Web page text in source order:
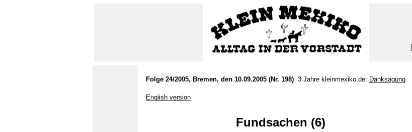
Folge 24/2005, Bremen, den 10.09.2005 (Nr. 198) 3 Jahre kleinmexiko.de: Danksagung
English version
Fundsachen (6)